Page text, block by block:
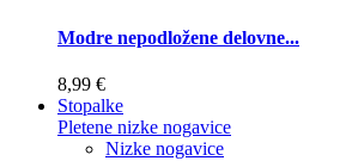
Modre nepodložene delovne...
8,99 €
Stopalke
Pletene nizke nogavice
Nizke nogavice